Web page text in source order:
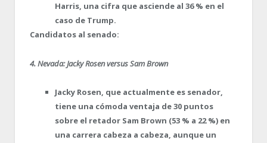
Harris, una cifra que asciende al 36 % en el
caso de Trump.
Candidatos al senado:
4. Nevada: Jacky Rosen versus Sam Brown
Jacky Rosen, que actualmente es senador,
tiene una cómoda ventaja de 30 puntos
sobre el retador Sam Brown (53 % a 22 %) en
una carrera cabeza a cabeza, aunque un